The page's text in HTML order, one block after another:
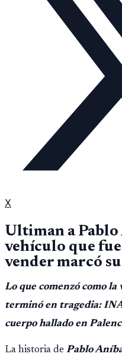
X
Ultiman a
vehículo que
vender marcó
Lo que comenzó como
terminó en tragedia:
cuerpo hallado en
La historia de Pablo